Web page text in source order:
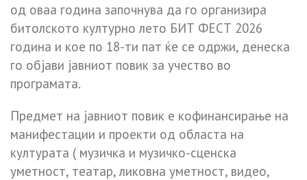
од оваа година започнува да го организира
битолското културно лето БИТ ФЕСТ 2026
година и кое по 18-ти пат ќе се одржи, денеска
го објави јавниот повик за учество во
програмата.
Предмет на јавниот повик е кофинансирање на
манифестации и проекти од областа на
културата ( музичка и музичко-сценска
уметност, театар, ликовна уметност, видео,